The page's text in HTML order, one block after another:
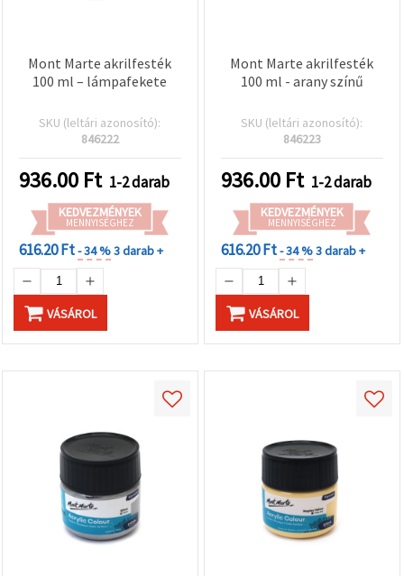
Mont Marte akrilfesték
100 ml – lámpafekete
SKU (leltári azonosító):
846222
936.00 Ft 1-2 darab
KEDVEZMÉNYEK
MENNYISÉGHEZ
616.20 Ft- 34 %3 darab +
VÁSÁROL
Mont Marte akrilfesték
100 ml - arany színű
SKU (leltári azonosító):
846223
936.00 Ft 1-2 darab
KEDVEZMÉNYEK
MENNYISÉGHEZ
616.20 Ft- 34 %3 darab +
VÁSÁROL